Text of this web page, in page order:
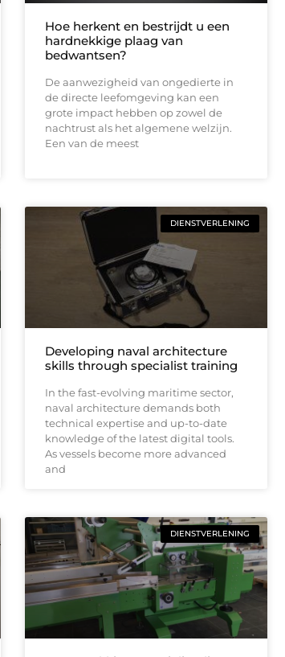
Hoe herkent en bestrijdt u een
hardnekkige plaag van
bedwantsen?
De aanwezigheid van ongedierte in
de directe leefomgeving kan een
grote impact hebben op zowel de
nachtrust als het algemene welzijn.
Een van de meest
DIENSTVERLENING
Developing naval architecture
skills through specialist training
In the fast-evolving maritime sector,
naval architecture demands both
technical expertise and up-to-date
knowledge of the latest digital tools.
As vessels become more advanced
and
DIENSTVERLENING